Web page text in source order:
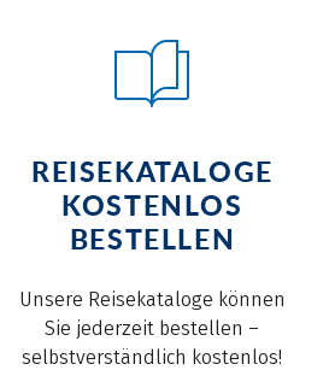
REISEKATALOGE
KOSTENLOS
BESTELLEN
Unsere Reisekataloge können
Sie jederzeit bestellen –
selbstverständlich kostenlos!